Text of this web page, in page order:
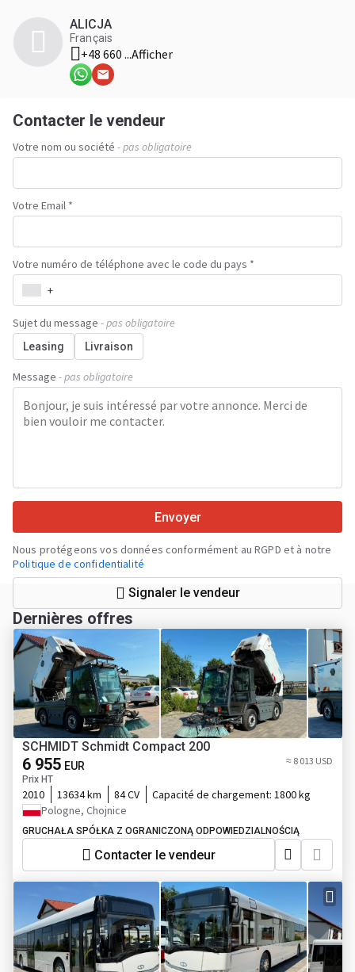
ALICJA
Français
+48 660 ...Afficher
Contacter le vendeur
Votre nom ou société - pas obligatoire
Votre Email *
Votre numéro de téléphone avec le code du pays *
+
Sujet du message - pas obligatoire
Leasing Livraison
Message - pas obligatoire
Envoyer
Nous protégeons vos données conformément au RGPD et à notre
Politique de confidentialité
Signaler le vendeur
Dernières offres
SCHMIDT Schmidt Compact 200
6 955 EUR
Prix HT
≈ 8 013 USD
2010 13634 km 84 CV Capacité de chargement: 1800 kg
Pologne, Chojnice
GRUCHAŁA SPÓŁKA Z OGRANICZONĄ ODPOWIEDZIALNOŚCIĄ
Contacter le vendeur